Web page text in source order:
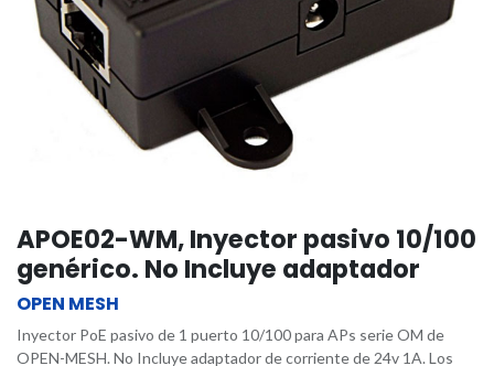
APOE02-WM, Inyector pasivo 10/100
genérico. No Incluye adaptador
OPEN MESH
Inyector PoE pasivo de 1 puerto 10/100 para APs serie OM de
OPEN-MESH. No Incluye adaptador de corriente de 24v 1A. Los